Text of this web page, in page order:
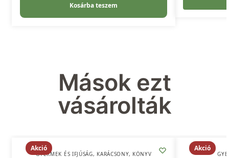
Kosárba teszem
Mások ezt
vásárolták
Akció
GYERMEK ÉS IFJÚSÁG, KARÁCSONY, KÖNYV
Akció